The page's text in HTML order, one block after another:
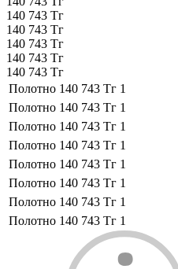
140 743 Тг
140 743 Тг
140 743 Тг
140 743 Тг
140 743 Тг
Полотно 140 743 Тг 1
Полотно 140 743 Тг 1
Полотно 140 743 Тг 1
Полотно 140 743 Тг 1
Полотно 140 743 Тг 1
Полотно 140 743 Тг 1
Полотно 140 743 Тг 1
Полотно 140 743 Тг 1